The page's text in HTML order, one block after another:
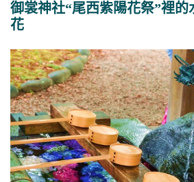
御裳神社“尾西紫陽花祭”裡的
花